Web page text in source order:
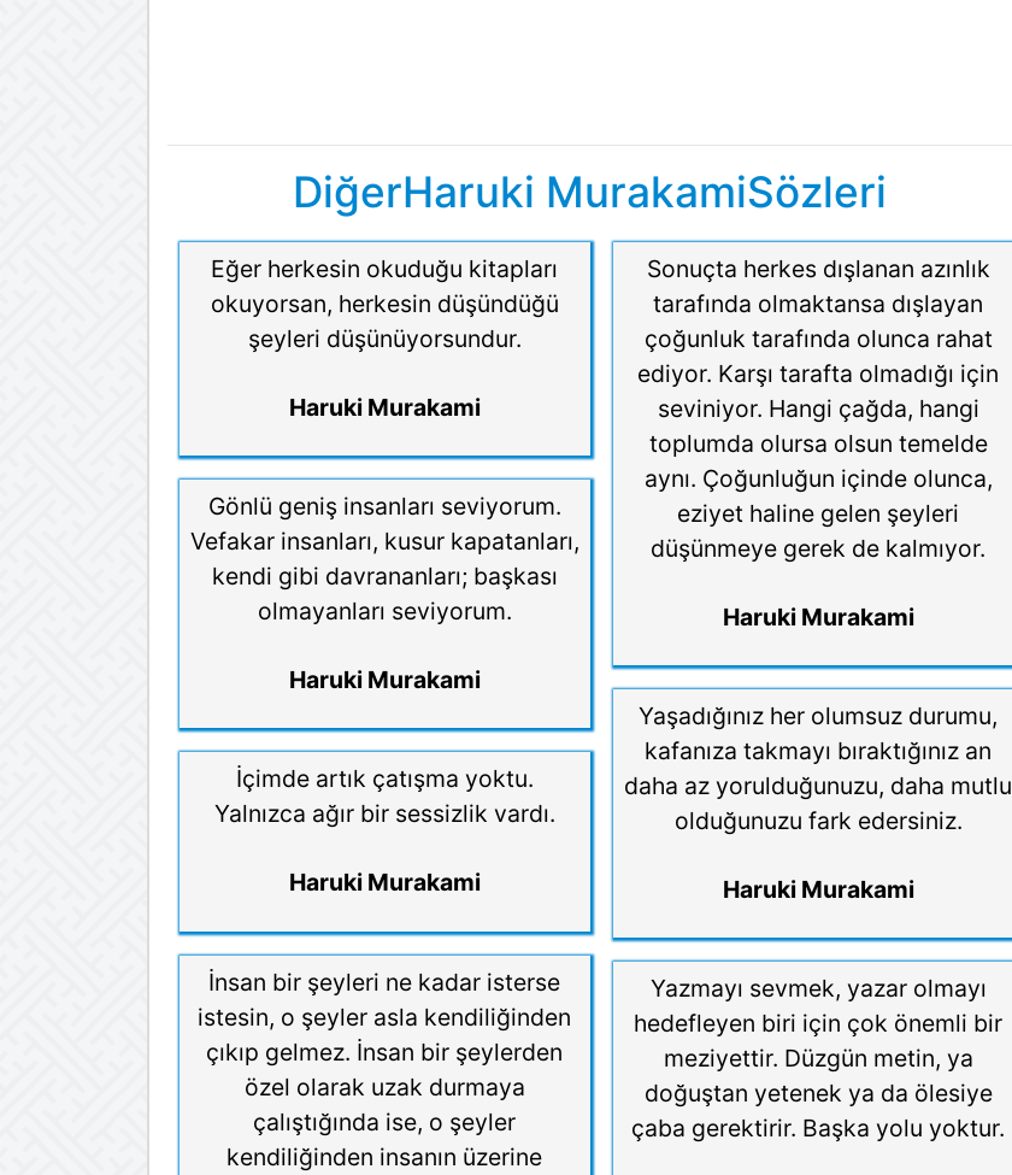
DiğerHaruki MurakamiSözleri
Eğer herkesin okuduğu kitapları
okuyorsan, herkesin düşündüğü
şeyleri düşünüyorsundur.
Haruki Murakami
Gönlü geniş insanları seviyorum.
Vefakar insanları, kusur kapatanları,
kendi gibi davrananları; başkası
olmayanları seviyorum.
Haruki Murakami
İçimde artık çatışma yoktu.
Yalnızca ağır bir sessizlik vardı.
Haruki Murakami
İnsan bir şeyleri ne kadar isterse
istesin, o şeyler asla kendiliğinden
çıkıp gelmez. İnsan bir şeylerden
özel olarak uzak durmaya
çalıştığında ise, o şeyler
kendiliğinden insanın üzerine
Sonuçta herkes dışlanan azınlık
tarafında olmaktansa dışlayan
çoğunluk tarafında olunca rahat
ediyor. Karşı tarafta olmadığı için
seviniyor. Hangi çağda, hangi
toplumda olursa olsun temelde
aynı. Çoğunluğun içinde olunca,
eziyet haline gelen şeyleri
düşünmeye gerek de kalmıyor.
Haruki Murakami
Yaşadığınız her olumsuz durumu,
kafanıza takmayı bıraktığınız an
daha az yorulduğunuzu, daha mutlu
olduğunuzu fark edersiniz.
Haruki Murakami
Yazmayı sevmek, yazar olmayı
hedefleyen biri için çok önemli bir
meziyettir. Düzgün metin, ya
doğuştan yetenek ya da ölesiye
çaba gerektirir. Başka yolu yoktur.